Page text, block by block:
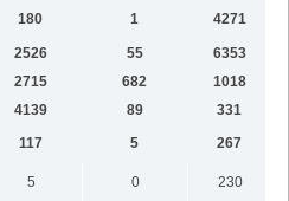
180 1 4271
2526 55 6353
2715 682 1018
4139 89 331
117 5 267
5 0 230